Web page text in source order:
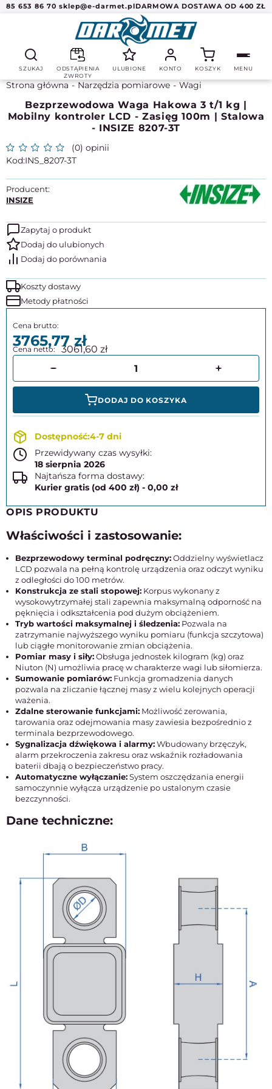
85 653 86 70 sklep@e-darmet.plDARMOWA DOSTAWA OD 400 ZŁ
SZUKAJ
ODSTĄPIENIA
ZWROTY
ULUBIONE KONTO KOSZYK MENU
Strona główna Narzędzia pomiarowe Wagi
Bezprzewodowa Waga Hakowa 3 t/1 kg |
Mobilny kontroler LCD - Zasięg 100m | Stalowa
- INSIZE 8207-3T
(0) opinii
INS_8207-3T
Producent:
INSIZE
Zapytaj o produkt
Koszty dostawy
Metody płatności
3765,773061,60
DODAJ DO KOSZYKA
4-7 dni
Przewidywany czas wysyłki:
18 sierpnia 2026
Najtańsza forma dostawy:
Kurier gratis (od 400 zł) - 0,00 zł
OPIS PRODUKTU
Właściwości i zastosowanie:
Bezprzewodowy terminal podręczny:Oddzielny wyświetlacz
LCD pozwala na pełną kontrolę urządzenia oraz odczyt wyniku
z odległości do 100 metrów.
Konstrukcja ze stali stopowej: Korpus wykonany z
wysokowytrzymałej stali zapewnia maksymalną odporność na
pęknięcia i odkształcenia pod dużym obciążeniem.
Tryb wartości maksymalnej i śledzenia: Pozwala na
zatrzymanie najwyższego wyniku pomiaru (funkcja szczytowa)
lub ciągłe monitorowanie zmian obciążenia.
Pomiar masy i siły:Obsługa jednostek kilogram (kg) oraz
Niuton (N) umożliwia pracę w charakterze wagi lub siłomierza.
Sumowanie pomiarów: Funkcja gromadzenia danych
pozwala na zliczanie łącznej masy z wielu kolejnych operacji
ważenia.
Zdalne sterowanie funkcjami: Możliwość zerowania,
tarowania oraz odejmowania masy zawiesia bezpośrednio z
terminala bezprzewodowego.
Sygnalizacja dźwiękowa i alarmy:Wbudowany brzęczyk,
alarm przekroczenia zakresu oraz wskaźnik rozładowania
baterii dbają o bezpieczeństwo pracy.
Automatyczne wyłączanie:System oszczędzania energii
samoczynnie wyłącza urządzenie po ustalonym czasie
bezczynności.
Dane techniczne: